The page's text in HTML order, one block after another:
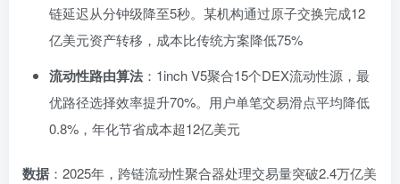
链延迟从分钟级降至5秒。某机构通过原子交换完成12
亿美元资产转移，成本比传统方案降低75%
流动性路由算法 ：1inch V5聚合15个DEX流动性源，最
优路径选择效率提升70%。用户单笔交易滑点平均降低
0.8%，年化节省成本超12亿美元
数据 ：2025年，跨链流动性聚合器处理交易量突破2.4万亿美